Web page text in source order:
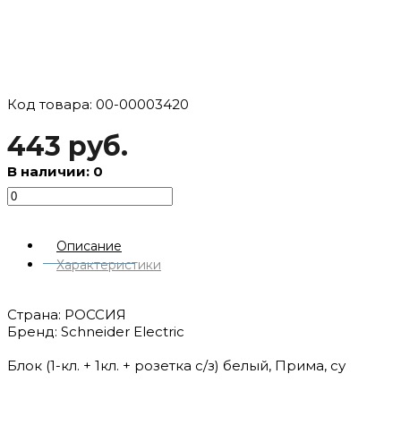
Код товара: 00-00003420
443 руб.
В наличии: 0
Описание
Характеристики
Страна: РОССИЯ
Бренд: Schneider Electric
Блок (1-кл. + 1кл. + розетка с/з) белый, Прима, су